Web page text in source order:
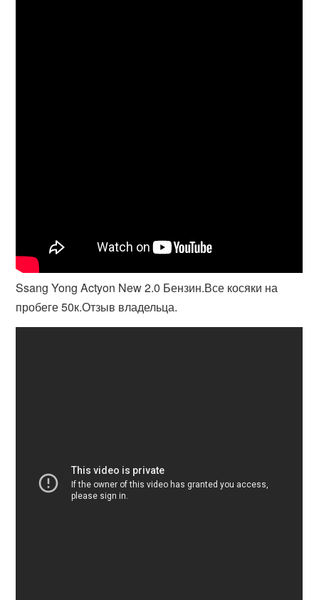
Ssang Yong Actyon New 2.0 Бензин.Все косяки на
пробеге 50к.Отзыв владельца.